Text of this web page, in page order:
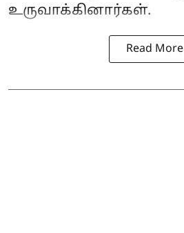
உருவாக்கினார்கள்.
Read More